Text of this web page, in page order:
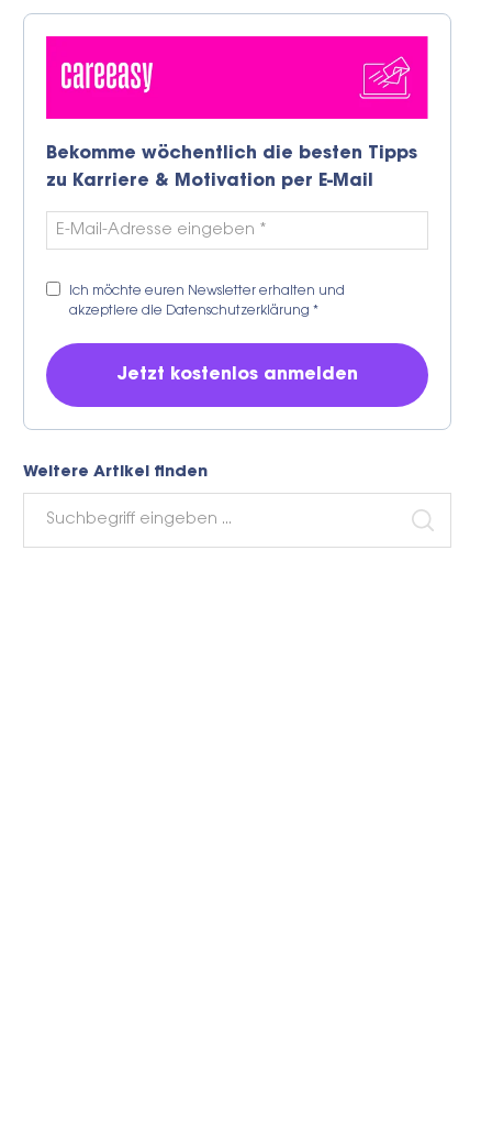
Bekomme wöchentlich die besten Tipps
zu Karriere & Motivation per E-Mail
Ich möchte euren Newsletter erhalten und
akzeptiere die Datenschutzerklärung *
Weitere Artikel finden
Search